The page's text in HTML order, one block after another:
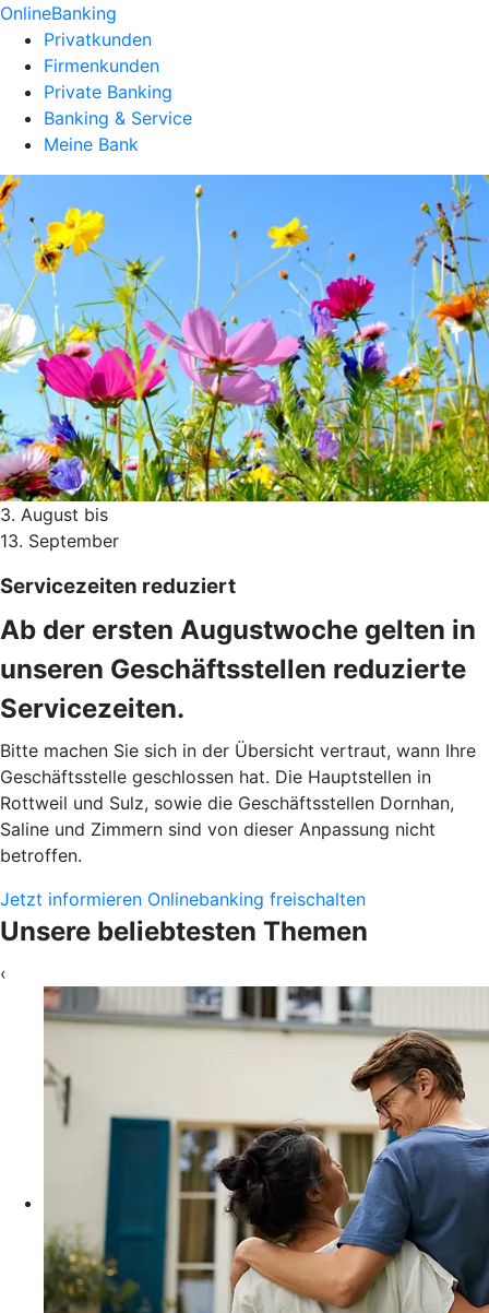
OnlineBanking
Privatkunden
Firmenkunden
Private Banking
Banking & Service
Meine Bank
3. August bis
13. September
Servicezeiten reduziert
Ab der ersten Augustwoche gelten in
unseren Geschäftsstellen reduzierte
Servicezeiten.
Bitte machen Sie sich in der Übersicht vertraut, wann Ihre
Geschäftsstelle geschlossen hat. Die Hauptstellen in
Rottweil und Sulz, sowie die Geschäftsstellen Dornhan,
Saline und Zimmern sind von dieser Anpassung nicht
betroffen.
Jetzt informieren Onlinebanking freischalten
Unsere beliebtesten Themen
‹